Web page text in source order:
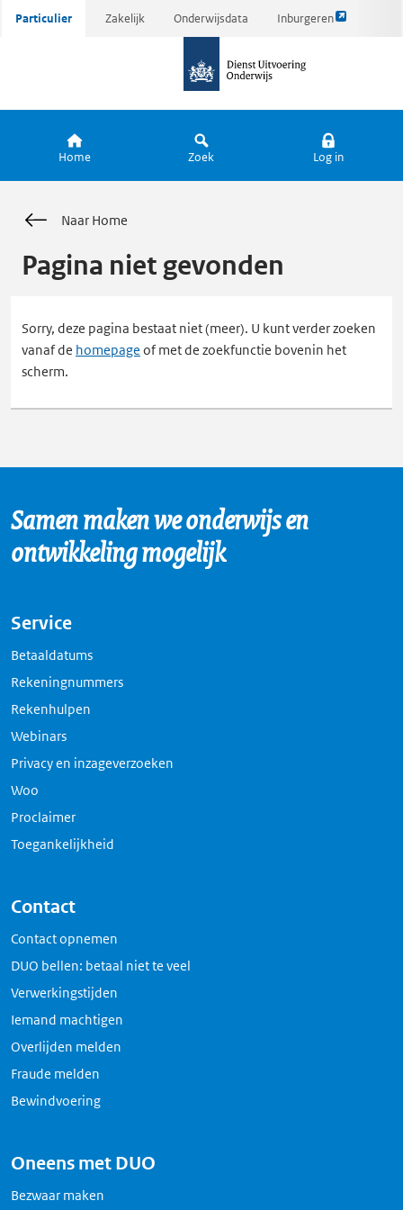
Ga
Particulier Zakelijk Onderwijsdata Inburgeren
Link
pagina
de
Home Zoek Log in
Naar Home
Pagina niet gevonden
Sorry, deze pagina bestaat niet (meer). U kunt verder zoeken
vanaf de homepage of met de zoekfunctie bovenin het
scherm.
Samen maken we onderwijs en
ontwikkeling mogelijk
Service
Betaaldatums
Rekeningnummers
Rekenhulpen
Webinars
Privacy en inzageverzoeken
Woo
Proclaimer
Toegankelijkheid
Contact
Contact opnemen
DUO bellen: betaal niet te veel
Verwerkingstijden
Iemand machtigen
Overlijden melden
Fraude melden
Bewindvoering
Oneens met DUO
Bezwaar maken